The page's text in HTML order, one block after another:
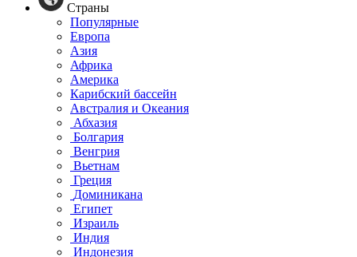
Страны
Популярные
Европа
Азия
Африка
Америка
Карибский бассейн
Австралия и Океания
Абхазия
Болгария
Венгрия
Вьетнам
Греция
Доминикана
Египет
Израиль
Индия
Индонезия